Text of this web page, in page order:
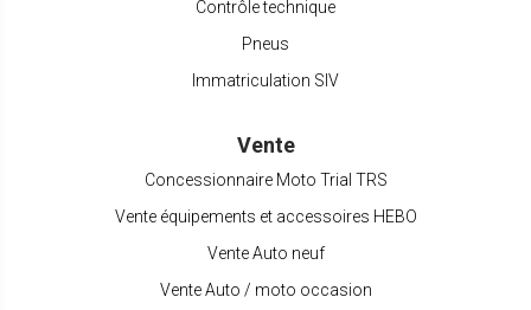
Contrôle technique
Pneus
Immatriculation SIV
Vente
Concessionnaire Moto Trial TRS
Vente équipements et accessoires HEBO
Vente Auto neuf
Vente Auto / moto occasion